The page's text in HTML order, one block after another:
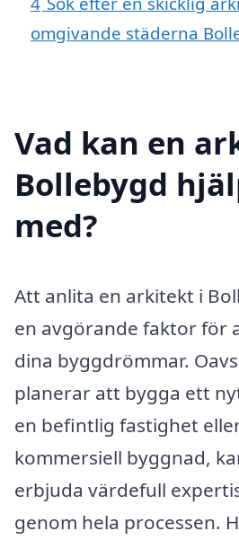
omgivande städerna
Vad kan en
Bollebygd
med?
Att anlita en arkitekt i
en avgörande faktor för
dina byggdrömmar.
planerar att bygga ett
en befintlig fastighet
kommersiell byggnad,
erbjuda värdefull
genom hela processen.